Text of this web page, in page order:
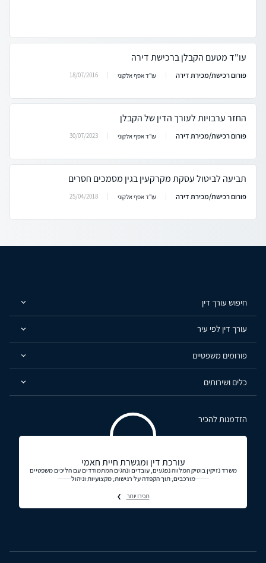
עו"ד מטעם הקבלן ברכישת דירה
פורום רכישת/מכירת דירה עו"ד אסף אלקוני 18/07/2016
החזר ערבויות לעורך הדין של הקבלן
פורום רכישת/מכירת דירה עו"ד אסף אלקוני 30/07/2023
תביעה לביטול עסקת מקרקעין בגין מסמכים חסרים
פורום רכישת/מכירת דירה עו"ד אסף אלקוני 25/04/2018
חיפוש עורך דין
עורך דין לפי עיר
פורומים משפטיים
כלים ושירותים
הזדמנות להכיר
עורכת דין ומגשרת חיית חאמי
משרד נזיקין בוטיק המלווה נפגעים, עובדים ונהגים המתמודדים עם הליכים משפטיים
מורכבים, תוך הקפדה על רגישות, מקצועיות וניהול
תכירו יותר